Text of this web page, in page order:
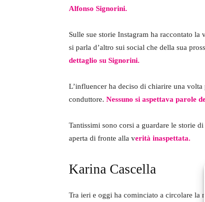
Alfonso Signorini.
Sulle sue storie Instagram ha raccontato
si parla d’altro sui social che della sua
dettaglio su Signorini.
L’influencer ha deciso di chiarire una
conduttore. Nessuno si aspettava parole
Tantissimi sono corsi a guardare le storie
aperta di fronte alla verità inaspettata.
Karina Cascella
Tra ieri e oggi ha cominciato a circolare la